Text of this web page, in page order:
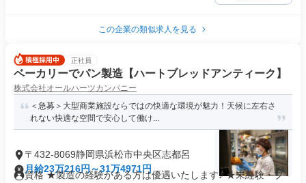
この企業の類似求人を見る
正社員
ベーカリーでパン製造【ハートブレッドアンティーク】
株式会社オールハーツカンパニー
＜急募＞大型商業施設ならではの快適な環境が魅力！天候に左右さ
れない快適な空間で安心して働け...
〒432-8069静岡県浜松市中央区志都呂
月給23万216円～31万4971円
資格 ★製造の経験がある方は優遇いたします♪ ★未経験・ブ